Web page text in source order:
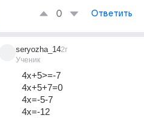
0 Ответить
seryozha_14
Ученик
2г
4х+5>=-7
4х+5+7=0
4х=-5-7
4х=-12